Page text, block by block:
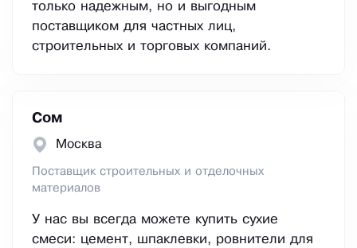
только надежным, но и выгодным
поставщиком для частных лиц,
строительных и торговых компаний.
Сом
Москва
Поставщик строительных и отделочных
материалов
У нас вы всегда можете купить сухие
смеси: цемент, шпаклевки, ровнители для